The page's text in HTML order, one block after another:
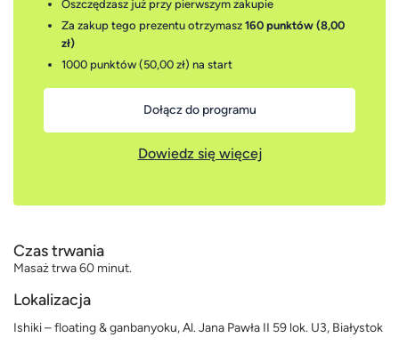
Oszczędzasz już przy pierwszym zakupie
Za zakup tego prezentu otrzymasz 160 punktów (8,00
zł)
1000 punktów (50,00 zł) na start
Dołącz do programu
Dowiedz się więcej
Czas trwania
Masaż trwa 60 minut.
Lokalizacja
Ishiki – floating & ganbanyoku, Al. Jana Pawła II 59 lok. U3, Białystok